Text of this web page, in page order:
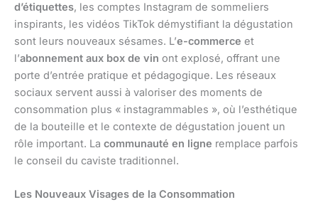
d’étiquettes, les comptes Instagram de sommeliers
inspirants, les vidéos TikTok démystifiant la dégustation
sont leurs nouveaux sésames. L’e-commerce et
l’abonnement aux box de vin ont explosé, offrant une
porte d’entrée pratique et pédagogique. Les réseaux
sociaux servent aussi à valoriser des moments de
consommation plus « instagrammables », où l’esthétique
de la bouteille et le contexte de dégustation jouent un
rôle important. La communauté en ligne remplace parfois
le conseil du caviste traditionnel.
Les Nouveaux Visages de la Consommation